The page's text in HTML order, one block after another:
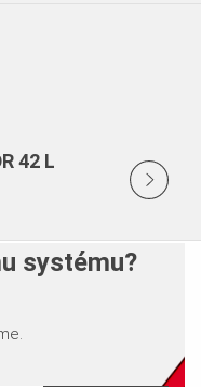
42 L
systému?